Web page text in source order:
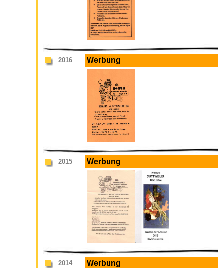
2016 Werbung
2015 Werbung
2014 Werbung